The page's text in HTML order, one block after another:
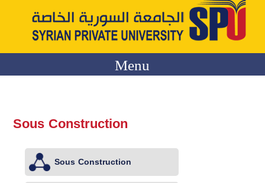
Menu
Sous Construction
Sous Construction